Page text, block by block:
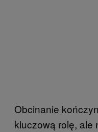
Obcinanie
kluczową rolę, ale